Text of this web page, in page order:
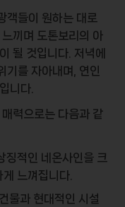
객들이 원하는 대로
끼며 도톤보리의 아
될 것입니다. 저녁에
기를 자아내며, 연인
니다.
력으로는 다음과 같
징적인 네온사인을 크
느껴집니다.
물과 현대적인 시설